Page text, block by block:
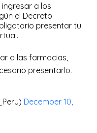
ingresar a los
el Decreto
presentar tu
a las farmacias,
presentarlo.
December 10,